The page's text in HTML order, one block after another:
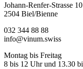
Johann-Renfer-Strasse 10
2504 Biel/Bienne
032 344 88 88
info@vinum.swiss
Montag bis Freitag
8 bis 12 Uhr und 13.30